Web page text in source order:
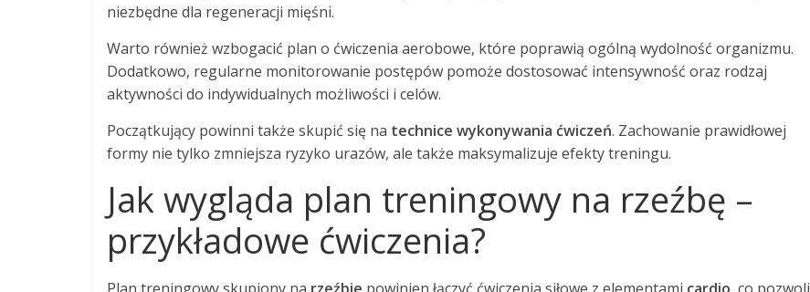
niezbędne dla regeneracji mięśni.
Warto również wzbogacić plan o ćwiczenia aerobowe, które poprawią ogólną wydolność organizmu.
Dodatkowo, regularne monitorowanie postępów pomoże dostosować intensywność oraz rodzaj
aktywności do indywidualnych możliwości i celów.
Początkujący powinni także skupić się na technice wykonywania ćwiczeń. Zachowanie prawidłowej
formy nie tylko zmniejsza ryzyko urazów, ale także maksymalizuje efekty treningu.
Jak wygląda plan treningowy na rzeźbę –
przykładowe ćwiczenia?
Plan treningowy skupiony na rzeźbie powinien łączyć ćwiczenia siłowe z elementami cardio, co pozwoli